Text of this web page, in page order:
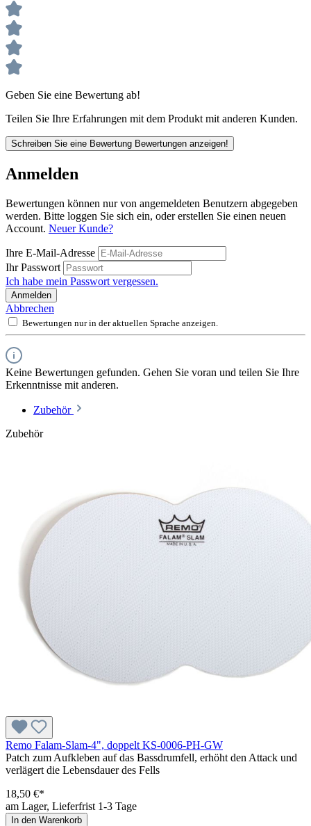
Geben Sie eine Bewertung ab!
Teilen Sie Ihre Erfahrungen mit dem Produkt mit anderen Kunden.
Schreiben Sie eine Bewertung Bewertungen anzeigen!
Anmelden
Bewertungen können nur von angemeldeten Benutzern abgegeben
werden. Bitte loggen Sie sich ein, oder erstellen Sie einen neuen
Account. Neuer Kunde?
Ihre E-Mail-Adresse
Ihr Passwort
Ich habe mein Passwort vergessen.
Anmelden
Abbrechen
Bewertungen nur in der aktuellen Sprache anzeigen.
Keine Bewertungen gefunden. Gehen Sie voran und teilen Sie Ihre
Erkenntnisse mit anderen.
Zubehör
Zubehör
Remo Falam-Slam-4", doppelt KS-0006-PH-GW
Patch zum Aufkleben auf das Bassdrumfell, erhöht den Attack und
verlägert die Lebensdauer des Fells
18,50 €*
am Lager, Lieferfrist 1-3 Tage
In den Warenkorb